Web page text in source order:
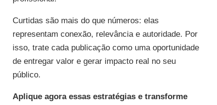
Curtidas são mais do que números: elas
representam conexão, relevância e autoridade. Por
isso, trate cada publicação como uma oportunidade
de entregar valor e gerar impacto real no seu
público.
Aplique agora essas estratégias e transforme